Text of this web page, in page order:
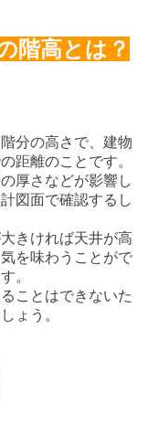
階高とは？
分の高さで、建物
距離のことです。
厚さなどが影響し
図面で確認するし
きければ天井が高
を味わうことがで
。
ことはできないた
ょう。